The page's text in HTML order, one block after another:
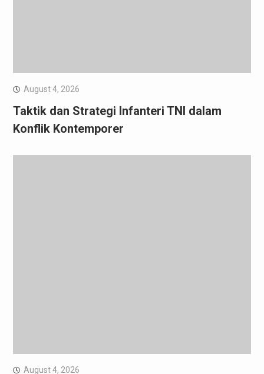
August 4, 2026
Taktik dan Strategi Infanteri TNI dalam
Konflik Kontemporer
August 4, 2026